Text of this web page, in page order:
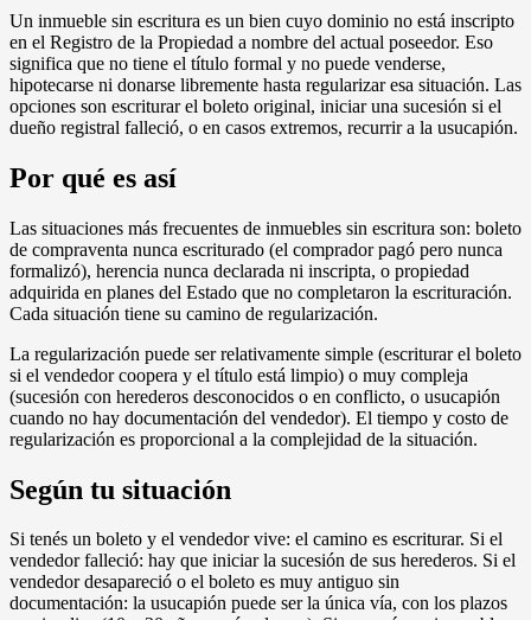
Un inmueble sin escritura es un bien cuyo dominio no está inscripto
en el Registro de la Propiedad a nombre del actual poseedor. Eso
significa que no tiene el título formal y no puede venderse,
hipotecarse ni donarse libremente hasta regularizar esa situación. Las
opciones son escriturar el boleto original, iniciar una sucesión si el
dueño registral falleció, o en casos extremos, recurrir a la usucapión.
Por qué es así
Las situaciones más frecuentes de inmuebles sin escritura son: boleto
de compraventa nunca escriturado (el comprador pagó pero nunca
formalizó), herencia nunca declarada ni inscripta, o propiedad
adquirida en planes del Estado que no completaron la escrituración.
Cada situación tiene su camino de regularización.
La regularización puede ser relativamente simple (escriturar el boleto
si el vendedor coopera y el título está limpio) o muy compleja
(sucesión con herederos desconocidos o en conflicto, o usucapión
cuando no hay documentación del vendedor). El tiempo y costo de
regularización es proporcional a la complejidad de la situación.
Según tu situación
Si tenés un boleto y el vendedor vive: el camino es escriturar. Si el
vendedor falleció: hay que iniciar la sucesión de sus herederos. Si el
vendedor desapareció o el boleto es muy antiguo sin
documentación: la usucapión puede ser la única vía, con los plazos